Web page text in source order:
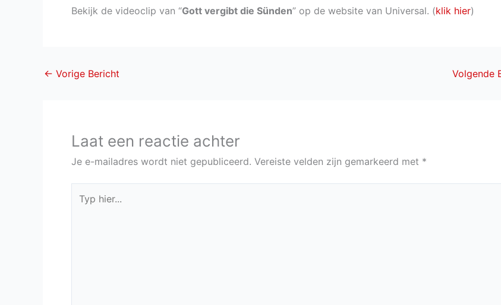
Bekijk de videoclip van “Gott vergibt die Sünden” op de website van Universal. (klik hier)
← Vorige Bericht Volgende
Laat een reactie achter
Je e-mailadres wordt niet gepubliceerd. Vereiste velden zijn gemarkeerd met *
hier...